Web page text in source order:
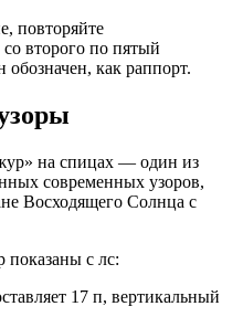
повторяйте
со второго по пятый
как раппорт.
на спицах — один из
современных узоров,
Восходящего Солнца с
показаны с лс:
17 п, вертикальный